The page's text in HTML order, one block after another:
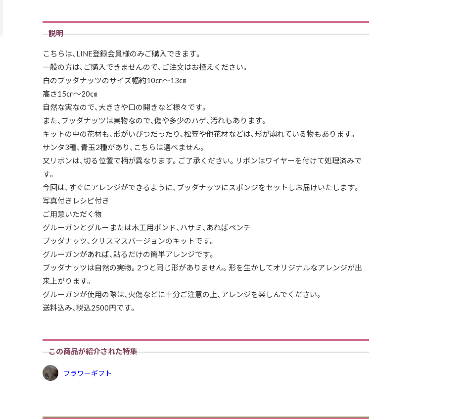
説明
こちらは、LINE登録会員様のみご購入できます。
一般の方は、ご購入できませんので、ご注文はお控えください。
白のブッダナッツのサイズ幅約10㎝〜13㎝
高さ15㎝〜20㎝
自然な実なので、大きさや口の開きなど様々です。
また、ブッダナッツは実物なので、傷や多少のハゲ、汚れもあります。
キットの中の花材も、形がいびつだったり、松笠や他花材などは、形が崩れている物もあります。
サンタ3種、青玉2種があり、こちらは選べません。
又リボンは、切る位置で柄が異なります。ご了承ください。リボンはワイヤーを付けて処理済みで
す。
今回は、すぐにアレンジができるように、ブッダナッツにスポンジをセットしお届けいたします。
写真付きレシピ付き
ご用意いただく物
グルーガンとグルーまたは木工用ボンド、ハサミ、あればペンチ
ブッダナッツ、クリスマスバージョンのキットです。
グルーガンがあれば、貼るだけの簡単アレンジです。
ブッダナッツは自然の実物。2つと同じ形がありません。形を生かしてオリジナルなアレンジが出
来上がります。
グルーガンが使用の際は、火傷などに十分ご注意の上、アレンジを楽しんでください。
送料込み、税込2500円です。
この商品が紹介された特集
フラワーギフト